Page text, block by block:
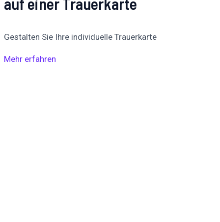
Gestalten Sie Ihre individuelle Trauerkarte
Mehr erfahren